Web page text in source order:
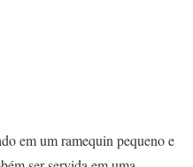
em um ramequin pequeno e